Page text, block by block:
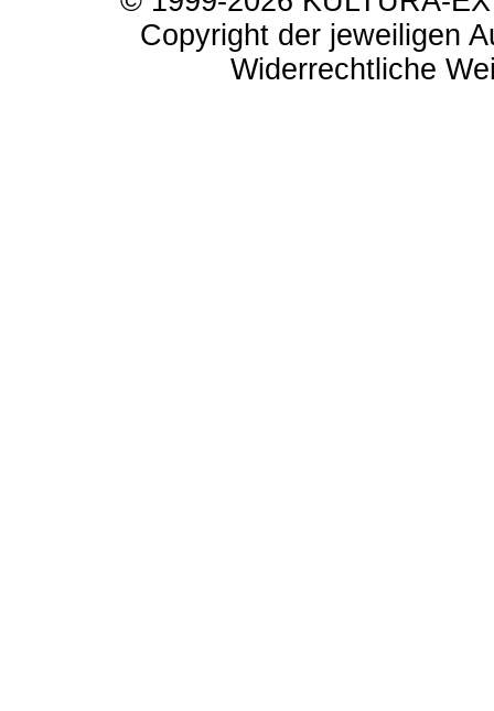
Copyright der jeweiligen
Widerrechtliche